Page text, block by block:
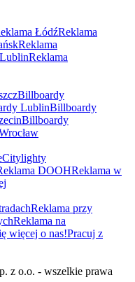
ŁódźReklama
Reklama
Reklama
Billboardy
LublinBillboardy
Billboardy
Citylighty
DOOHReklama w
Reklama przy
Reklama na
więcej o nas!Pracuj z
z o.o. - wszelkie prawa